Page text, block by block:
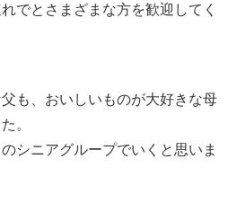
でとさまざまな方を歓迎してく
も、おいしいものが大好きな母
。
シニアグループでいくと思いま